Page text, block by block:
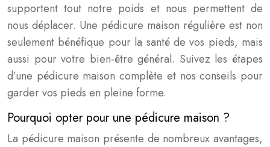
supportent tout notre poids et nous permettent de
nous déplacer. Une pédicure maison régulière est non
seulement bénéfique pour la santé de vos pieds, mais
aussi pour votre bien-être général. Suivez les étapes
d’une pédicure maison complète et nos conseils pour
garder vos pieds en pleine forme.
Pourquoi opter pour une pédicure maison ?
La pédicure maison présente de nombreux avantages,